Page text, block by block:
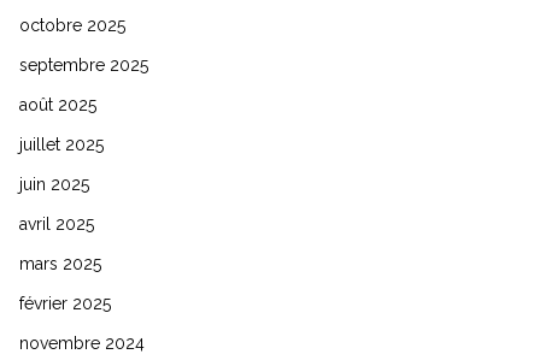
octobre 2025
septembre 2025
août 2025
juillet 2025
juin 2025
avril 2025
mars 2025
février 2025
novembre 2024